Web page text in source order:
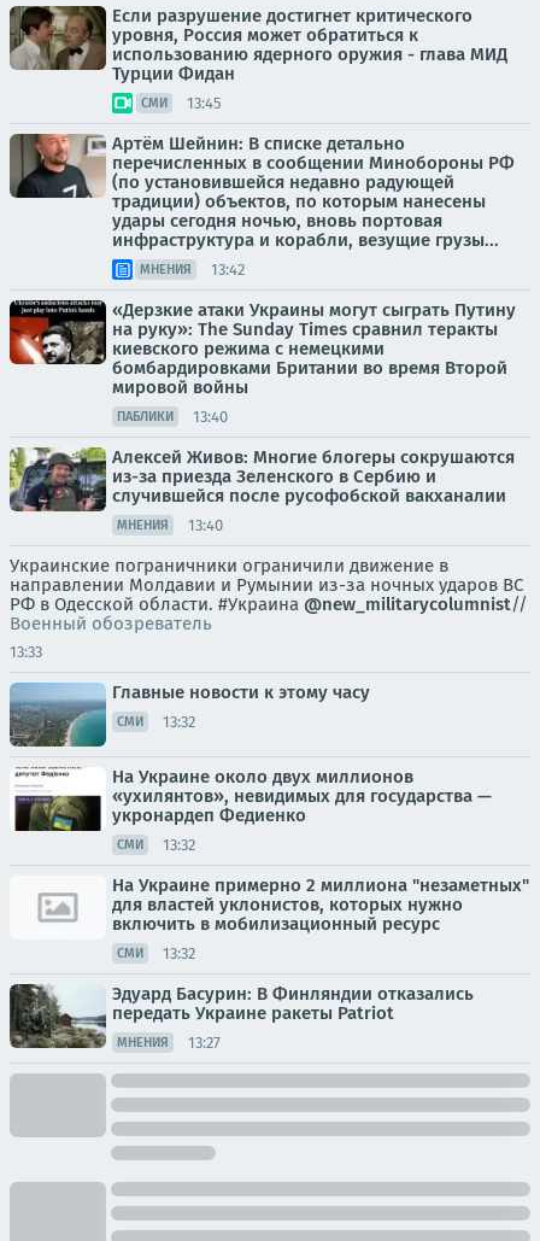
Если разрушение достигнет критического
уровня, Россия может обратиться к
использованию ядерного оружия - глава МИД
Турции Фидан
СМИ 13:45
Артём Шейнин: В списке детально
перечисленных в сообщении Минобороны РФ
(по установившейся недавно радующей
традиции) объектов, по которым нанесены
удары сегодня ночью, вновь портовая
инфраструктура и корабли, везущие грузы...
МНЕНИЯ 13:42
«Дерзкие атаки Украины могут сыграть Путину
на руку»: The Sunday Times сравнил теракты
киевского режима с немецкими
бомбардировками Британии во время Второй
мировой войны
ПАБЛИКИ 13:40
Алексей Живов: Многие блогеры сокрушаются
из-за приезда Зеленского в Сербию и
случившейся после русофобской вакханалии
МНЕНИЯ 13:40
Украинские пограничники ограничили движение в
направлении Молдавии и Румынии из-за ночных ударов ВС
РФ в Одесской области. #Украина @new_militarycolumnist//
Военный обозреватель
13:33
Главные новости к этому часу
СМИ 13:32
На Украине около двух миллионов
«ухилянтов», невидимых для государства —
укронардеп Федиенко
СМИ 13:32
На Украине примерно 2 миллиона "незаметных"
для властей уклонистов, которых нужно
включить в мобилизационный ресурс
СМИ 13:32
Эдуард Басурин: В Финляндии отказались
передать Украине ракеты Patriot
МНЕНИЯ 13:27